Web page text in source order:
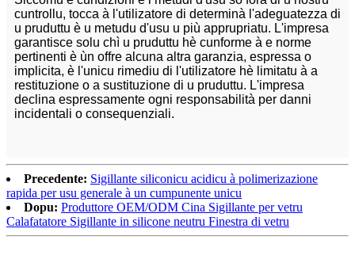
cuntrollu, tocca à l'utilizatore di determinà l'adeguatezza di
u pruduttu è u metudu d'usu u più apprupriatu. L'impresa
garantisce solu chì u pruduttu hè cunforme à e norme
pertinenti è ùn offre alcuna altra garanzia, espressa o
implicita, è l'unicu rimediu di l'utilizatore hè limitatu à a
restituzione o a sustituzione di u pruduttu. L'impresa
declina espressamente ogni responsabilità per danni
incidentali o consequenziali.
Precedente: Sigillante siliconicu acidicu à polimerizazione
rapida per usu generale à un cumpunente unicu
Dopu: Produttore OEM/ODM Cina Sigillante per vetru
Calafatatore Sigillante in silicone neutru Finestra di vetru